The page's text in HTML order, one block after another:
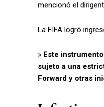
mencionó el
La FIFA logró
» Este
sujeto a una
Forward y otras